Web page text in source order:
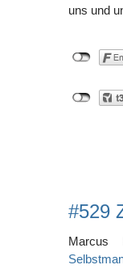
uns und
#529
Marcus